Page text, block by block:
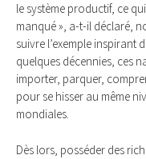
le système productif, ce
manqué », a-t-il déclaré,
suivre l’exemple inspirant
quelques décennies, ces
importer, parquer,
pour se hisser au même
mondiales.
Dès lors, posséder des